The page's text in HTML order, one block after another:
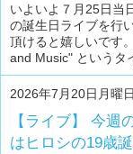
いよいよ７月25日当
の誕生日ライブを行
頂けると嬉しいです
and Music" というタ
2026年7月20日月曜日
【ライブ】 今週
はヒロシの19歳